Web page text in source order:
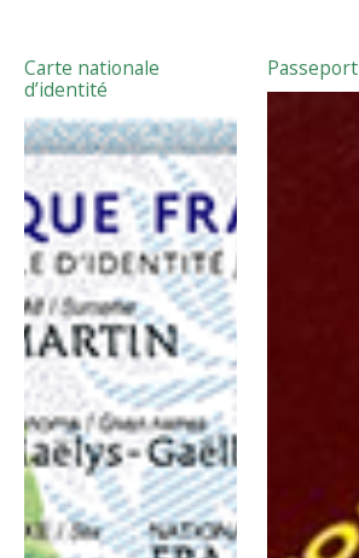
Carte nationale
d’identité
Passeport